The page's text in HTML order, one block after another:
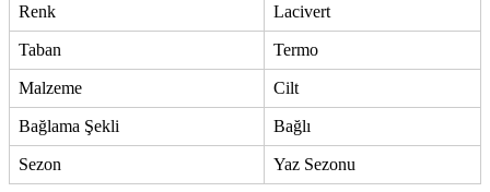
Renk Lacivert
Taban Termo
Malzeme Cilt
Bağlama Şekli Bağlı
Sezon Yaz Sezonu